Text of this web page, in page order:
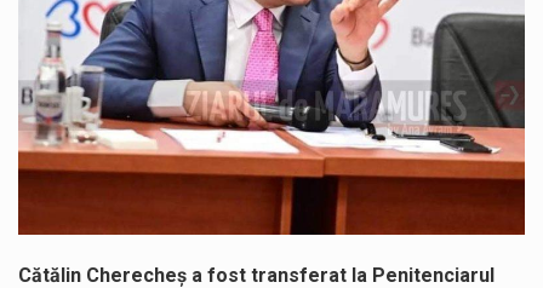
Cătălin Cherecheș a fost transferat la Penitenciarul